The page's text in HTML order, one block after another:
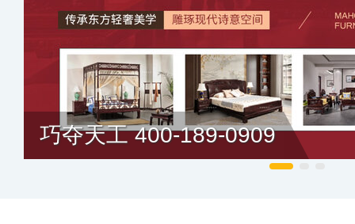
巧夺天工 400-189-0909